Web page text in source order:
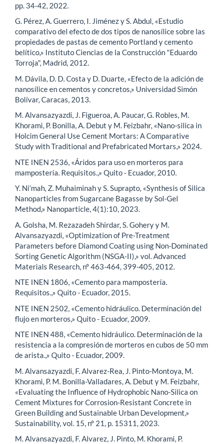
pp. 34-42, 2022.
G. Pérez, A. Guerrero, I. Jiménez y S. Abdul, «Estudio
comparativo del efecto de dos tipos de nanosílice sobre las
propiedades de pastas de cemento Portland y cemento
belítico,» Instituto Ciencias de la Construcción "Eduardo
Torroja", Madrid, 2012.
M. Dávila, D. D. Costa y D. Duarte, «Efecto de la adición de
nanosílice en cementos y concretos,» Universidad Simón
Bolívar, Caracas, 2013.
M. Alvansazyazdi, J. Figueroa, A. Paucar, G. Robles, M.
Khorami, P. Bonilla, A. Debut y M. Feizbahr, «Nano-silica in
Holcim General Use Cement Mortars: A Comparative
Study with Traditional and Prefabricated Mortars,» 2024.
NTE INEN 2536, «Áridos para uso en morteros para
mampostería. Requisitos.,» Quito - Ecuador, 2010.
Y. Ni’mah, Z. Muhaiminah y S. Suprapto, «Synthesis of Silica
Nanoparticles from Sugarcane Bagasse by Sol-Gel
Method,» Nanoparticle, 4(1):10, 2023.
A. Golsha, M. Rezazadeh Shirdar, S. Gohery y M.
Alvansazyazdi, «Optimization of Pre-Treatment
Parameters before Diamond Coating using Non-Dominated
Sorting Genetic Algorithm (NSGA-II),» vol. Advanced
Materials Research, nº 463-464, 399-405, 2012.
NTE INEN 1806, «Cemento para mampostería.
Requisitos.,» Quito - Ecuador, 2015.
NTE INEN 2502, «Cemento hidráulico. Determinación del
flujo en morteros,» Quito - Ecuador, 2009.
NTE INEN 488, «Cemento hidráulico. Determinación de la
resistencia a la compresión de morteros en cubos de 50 mm
de arista.,» Quito - Ecuador, 2009.
M. Alvansazyazdi, F. Alvarez-Rea, J. Pinto-Montoya, M.
Khorami, P. M. Bonilla-Valladares, A. Debut y M. Feizbahr,
«Evaluating the Influence of Hydrophobic Nano-Silica on
Cement Mixtures for Corrosion-Resistant Concrete in
Green Building and Sustainable Urban Development,»
Sustainability, vol. 15, nº 21, p. 15311, 2023.
M. Alvansazyazdi, F. Alvarez, J. Pinto, M. Khorami, P.